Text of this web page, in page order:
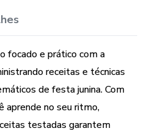
fofinhas e saborosas
mais.
Aprenda a fazer
com o clima junino,
que todos adoram.
Dicas práticas para decorar
focado e prático com a
receitas e técnicas
de festa junina. Com
aprende no seu ritmo,
testadas garantem